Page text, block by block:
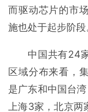
而驱动芯片的市
施也处于起步阶段
中国共有24
区域分布来看，
是广东和中国台
上海3家，北京两